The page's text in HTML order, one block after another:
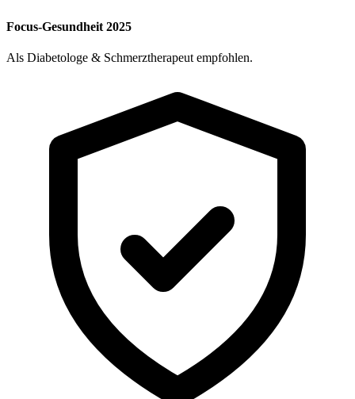
Focus-Gesundheit 2025
Als Diabetologe & Schmerztherapeut empfohlen.